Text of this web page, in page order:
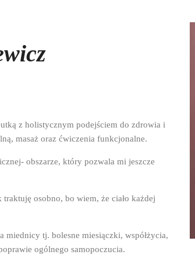
z holistycznym podejściem do zdrowia i
masaż oraz ćwiczenia funkcjonalne.
obszarze, który pozwala mi jeszcze
osobno, bo wiem, że ciało każdej
tj. bolesne miesiączki, współżycia,
ogólnego samopoczucia.